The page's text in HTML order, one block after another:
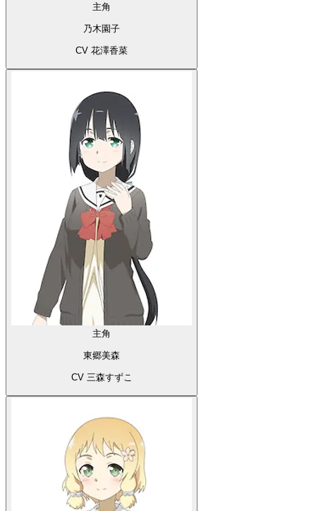
主角
乃木園子
CV 花澤香菜
主角
東郷美森
CV 三森すずこ